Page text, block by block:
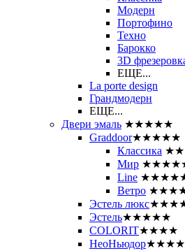
Модерн
Портофино
Техно
Барокко
3D
ЕЩЕ...
La porte design
Грандмодерн
ЕЩЕ...
Двери эмаль ★★★★★
Graddoor★★★★★
Классика
Мир
Line
Ветро
Эстель люкс
Эстель★★★★★
COLORIT★★★★
НеоНьюдор★★★★